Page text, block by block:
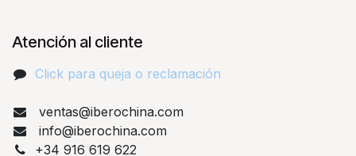
Atención al cliente
Click para queja o reclamación​
ventas@iberochina.com
info@iberochina.com
+34 916 619 622